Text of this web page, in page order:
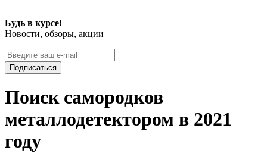
Будь в курсе!
Новости, обзоры, акции
Подписаться
Поиск самородков
металлодетектором в 2021
году